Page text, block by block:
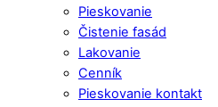
Pieskovanie
Čistenie fasád
Lakovanie
Cenník
Pieskovanie kontakt